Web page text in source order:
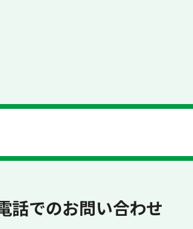
話でのお問い合わせ